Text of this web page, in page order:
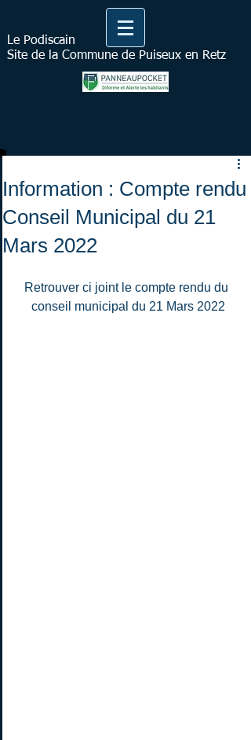
Le Podiscain
Site de la Commune de Puiseux en Retz
Information : Compte rendu
Conseil Municipal du 21
Mars 2022
Retrouver ci joint le compte rendu du
conseil municipal du 21 Mars 2022